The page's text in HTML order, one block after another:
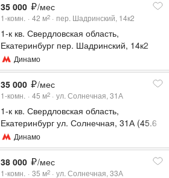
35 000 /мес
1-комн. 42 м2 пер. Шадринский, 14к2
1-к кв. Свердловская область,
Екатеринбург пер. Шадринский, 14к2
(42.0 м²)
Динамо
35 000 /мес
1-комн. 45 м2 ул. Солнечная, 31А
1-к кв. Свердловская область,
Екатеринбург ул. Солнечная, 31А (45.6
м²) Динамо
38 000 /мес
1-комн. 35 м2 ул. Солнечная, 33А